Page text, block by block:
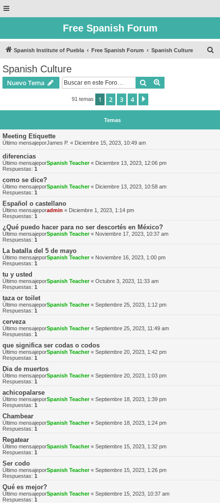
Free Spanish Forum
Spanish Institute of Puebla Free Spanish Forum Spanish Culture
Spanish Culture
Nuevo Tema Buscar
91 temas 1 2 3 4
Temas
Meeting Etiquette
Último mensajeporJames P. « Diciembre 15, 2023, 10:49 am
diferencias
Último mensajeporSpanish Teacher« Diciembre 13, 2023, 12:06 pm
Respuestas: 1
como se dice?
Último mensajeporSpanish Teacher« Diciembre 13, 2023, 10:58 am
Respuestas: 1
Español o castellano
Último mensajeporadmin « Diciembre 1, 2023, 1:14 pm
Respuestas: 1
¿Qué puedo hacer para no ser descortés en México?
Último mensajeporSpanish Teacher« Noviembre 17, 2023, 10:37 am
Respuestas: 1
La batalla del 5 de mayo
Último mensajeporSpanish Teacher« Noviembre 16, 2023, 1:00 pm
Respuestas: 1
tu y usted
Último mensajeporSpanish Teacher« Octubre 3, 2023, 11:33 am
Respuestas: 1
taza or toilet
Último mensajeporSpanish Teacher« Septiembre 25, 2023, 1:12 pm
Respuestas: 1
cerveza
Último mensajeporSpanish Teacher« Septiembre 25, 2023, 11:49 am
Respuestas: 1
que significa ser codas o codos
Último mensajeporSpanish Teacher« Septiembre 20, 2023, 1:42 pm
Respuestas: 1
Dia de muertos
Último mensajeporSpanish Teacher« Septiembre 20, 2023, 1:03 pm
Respuestas: 1
achicopalarse
Último mensajeporSpanish Teacher« Septiembre 18, 2023, 1:39 pm
Respuestas: 1
Chambear
Último mensajeporSpanish Teacher« Septiembre 18, 2023, 1:24 pm
Respuestas: 1
Regatear
Último mensajeporSpanish Teacher« Septiembre 15, 2023, 1:32 pm
Respuestas: 1
Ser codo
Último mensajeporSpanish Teacher« Septiembre 15, 2023, 1:26 pm
Respuestas: 1
Qué es mejor?
Último mensajeporSpanish Teacher« Septiembre 15, 2023, 10:37 am
Respuestas: 1